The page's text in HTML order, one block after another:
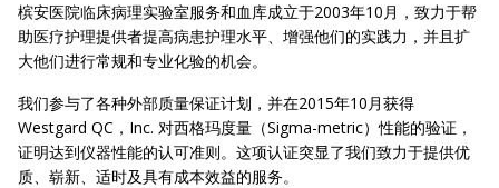
槟安医院临床病理实验室服务和血库成立于2003年10月，致力于帮
助医疗护理提供者提高病患护理水平、增强他们的实践力，并且扩
大他们进行常规和专业化验的机会。
我们参与了各种外部质量保证计划，并在2015年10月获得
Westgard QC，Inc. 对西格玛度量（Sigma-metric）性能的验证，
证明达到仪器性能的认可准则。这项认证突显了我们致力于提供优
质、崭新、适时及具有成本效益的服务。